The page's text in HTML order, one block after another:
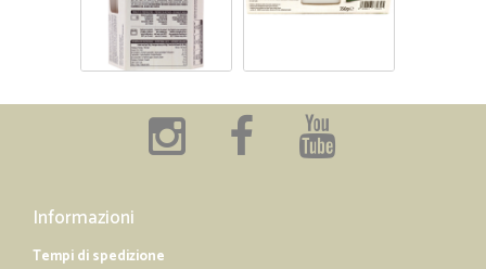
Informazioni
Tempi di spedizione